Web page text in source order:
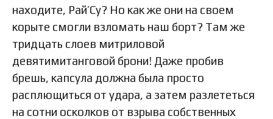
находите, Рай’Су? Но как же они на своем
корыте смогли взломать наш борт? Там же
тридцать слоев митриловой
девятимитанговой брони! Даже пробив
брешь, капсула должна была просто
расплющиться от удара, а затем разлететься
на сотни осколков от взрыва собственных